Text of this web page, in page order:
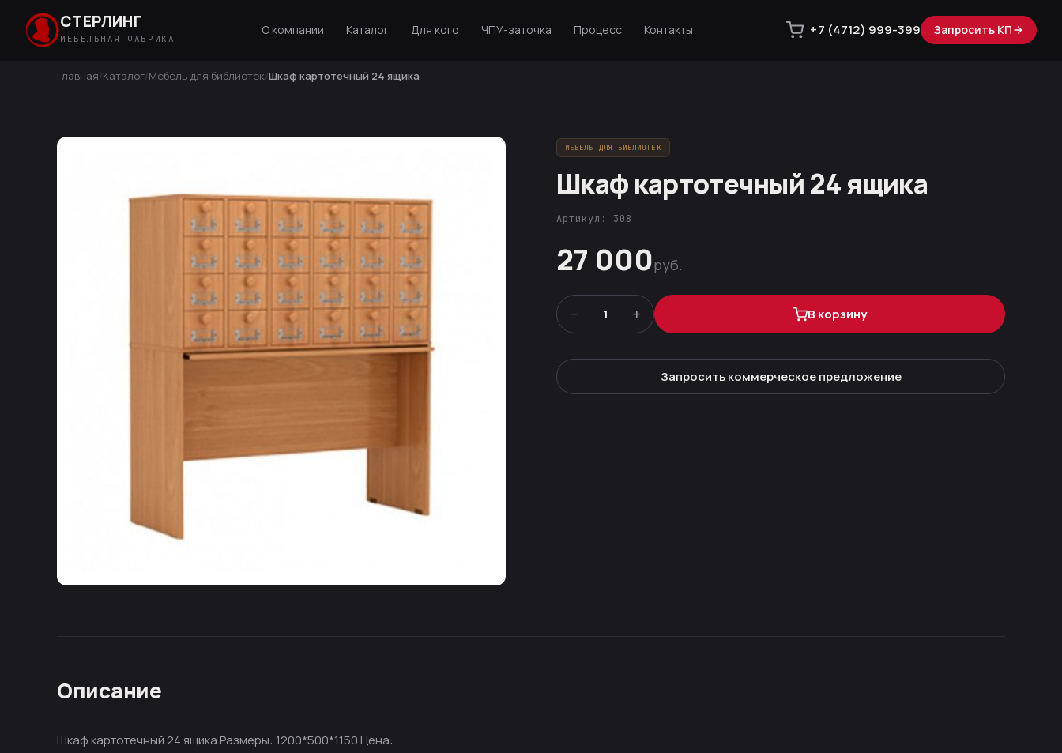
СТЕРЛИНГ
МЕБЕЛЬНАЯ ФАБРИКА
О компании Каталог Для кого ЧПУ-заточка Процесс Контакты +7 (4712) 999-399 Запросить КП
Главная Каталог Мебель для библиотек Шкаф картотечный 24 ящика
МЕБЕЛЬ ДЛЯ БИБЛИОТЕК
Шкаф картотечный 24 ящика
Артикул: 308
27 000руб.
− 1 + В корзину
Запросить коммерческое предложение
Описание
Шкаф картотечный 24 ящика Размеры: 1200*500*1150 Цена: